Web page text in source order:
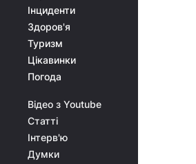
Інциденти
Здоров'я
Туризм
Цікавинки
Погода
Відео з Youtube
Статті
Інтерв'ю
Думки